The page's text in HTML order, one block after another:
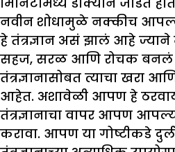
नवीन शोधामुळे नक्कीच
हे तंत्रज्ञान असं झालं आहे
सहज, सरळ आणि रोचक बनलं
तंत्रज्ञानासोबत त्याचा खरा
आहेत. अशावेळी आपण हे
तंत्रज्ञानाचा वापर आपण
करावा. आपण या गोष्टीकडे